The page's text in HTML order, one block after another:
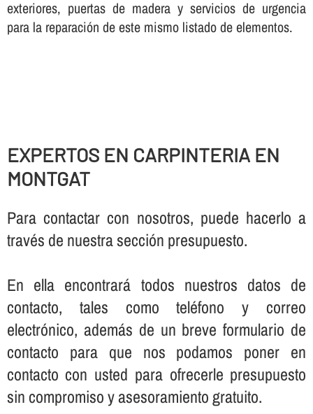
exteriores, puertas de madera y servicios de urgencia
para la reparación de este mismo listado de elementos.
EXPERTOS EN CARPINTERIA EN
MONTGAT
Para contactar con nosotros, puede hacerlo a
través de nuestra sección presupuesto.
En ella encontrará todos nuestros datos de
contacto, tales como teléfono y correo
electrónico, además de un breve formulario de
contacto para que nos podamos poner en
contacto con usted para ofrecerle presupuesto
sin compromiso y asesoramiento gratuito.